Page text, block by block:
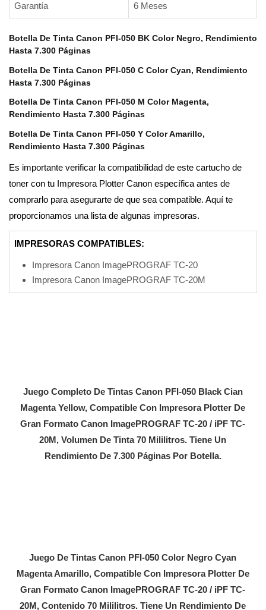
Garantía 6 Meses
Botella De Tinta Canon PFI-050 BK Color Negro, Rendimiento
Hasta 7.300 Páginas
Botella De Tinta Canon PFI-050 C Color Cyan, Rendimiento
Hasta 7.300 Páginas
Botella De Tinta Canon PFI-050 M Color Magenta,
Rendimiento Hasta 7.300 Páginas
Botella De Tinta Canon PFI-050 Y Color Amarillo,
Rendimiento Hasta 7.300 Páginas
Es importante verificar la compatibilidad de este cartucho de
toner con tu Impresora Plotter Canon específica antes de
comprarlo para asegurarte de que sea compatible. Aquí te
proporcionamos una lista de algunas impresoras.
IMPRESORAS COMPATIBLES:
Impresora Canon ImagePROGRAF TC-20
Impresora Canon ImagePROGRAF TC-20M
Juego Completo De Tintas Canon PFI-050 Black Cian
Magenta Yellow, Compatible Con Impresora Plotter De
Gran Formato Canon ImagePROGRAF TC-20 / iPF TC-
20M, Volumen De Tinta 70 Mililitros. Tiene Un
Rendimiento De 7.300 Páginas Por Botella.
Juego De Tintas Canon PFI-050 Color Negro Cyan
Magenta Amarillo, Compatible Con Impresora Plotter De
Gran Formato Canon ImagePROGRAF TC-20 / iPF TC-
20M, Contenido 70 Mililitros. Tiene Un Rendimiento De